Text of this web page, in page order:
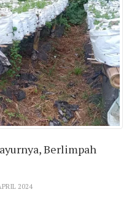
Berlimpah
2024